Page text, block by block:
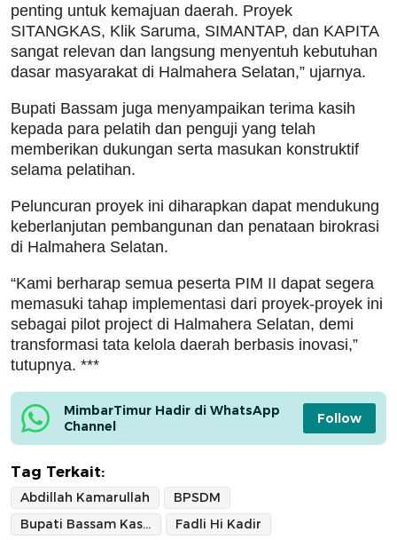
penting untuk kemajuan daerah. Proyek
SITANGKAS, Klik Saruma, SIMANTAP, dan KAPITA
sangat relevan dan langsung menyentuh kebutuhan
dasar masyarakat di Halmahera Selatan,” ujarnya.
Bupati Bassam juga menyampaikan terima kasih
kepada para pelatih dan penguji yang telah
memberikan dukungan serta masukan konstruktif
selama pelatihan.
Peluncuran proyek ini diharapkan dapat mendukung
keberlanjutan pembangunan dan penataan birokrasi
di Halmahera Selatan.
“Kami berharap semua peserta PIM II dapat segera
memasuki tahap implementasi dari proyek-proyek ini
sebagai pilot project di Halmahera Selatan, demi
transformasi tata kelola daerah berbasis inovasi,”
tutupnya. ***
MimbarTimur Hadir di WhatsApp
Channel
Follow
Tag Terkait:
Abdillah Kamarullah
BPSDM
Bupati Bassam Kasuba
Fadli Hi Kadir